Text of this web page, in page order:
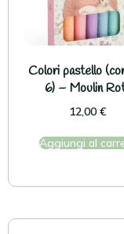
Colori pastello
6) – Moulin
12,00 €
Aggiungi al